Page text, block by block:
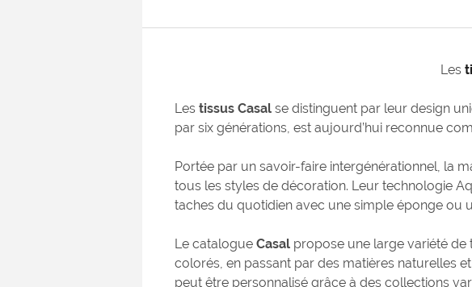
Les
Les tissus Casal se distinguent par leur design
par six générations, est aujourd’hui reconnue
Portée par un savoir-faire intergénérationnel, la
tous les styles de décoration. Leur technologie
taches du quotidien avec une simple éponge ou
Le catalogue Casal propose une large variété
colorés, en passant par des matières naturelles
peut être personnalisé grâce à des collections